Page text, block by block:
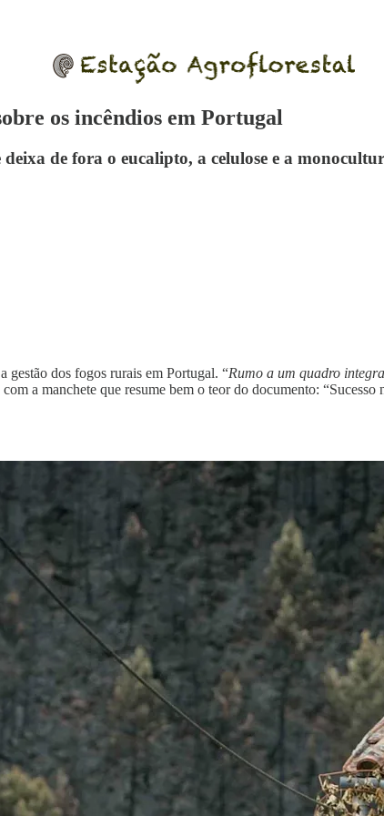
os incêndios em Portugal
de fora o eucalipto, a celulose e a
gestão dos fogos rurais em Portugal. “Rumo a um quadro
a manchete que resume bem o teor do documento: